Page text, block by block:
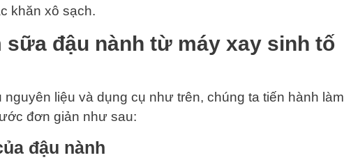
khăn xô sạch.
sữa đậu nành từ máy xay sinh tố
liệu và dụng cụ như trên, chúng ta tiến hành làm
đơn giản như sau:
đậu nành